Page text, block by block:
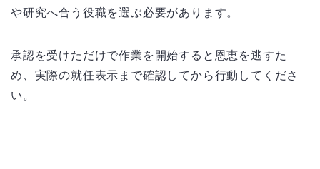
や研究へ合う役職を選ぶ必要があります。
承認を受けただけで作業を開始すると恩恵を逃すた
め、実際の就任表示まで確認してから行動してくださ
い。